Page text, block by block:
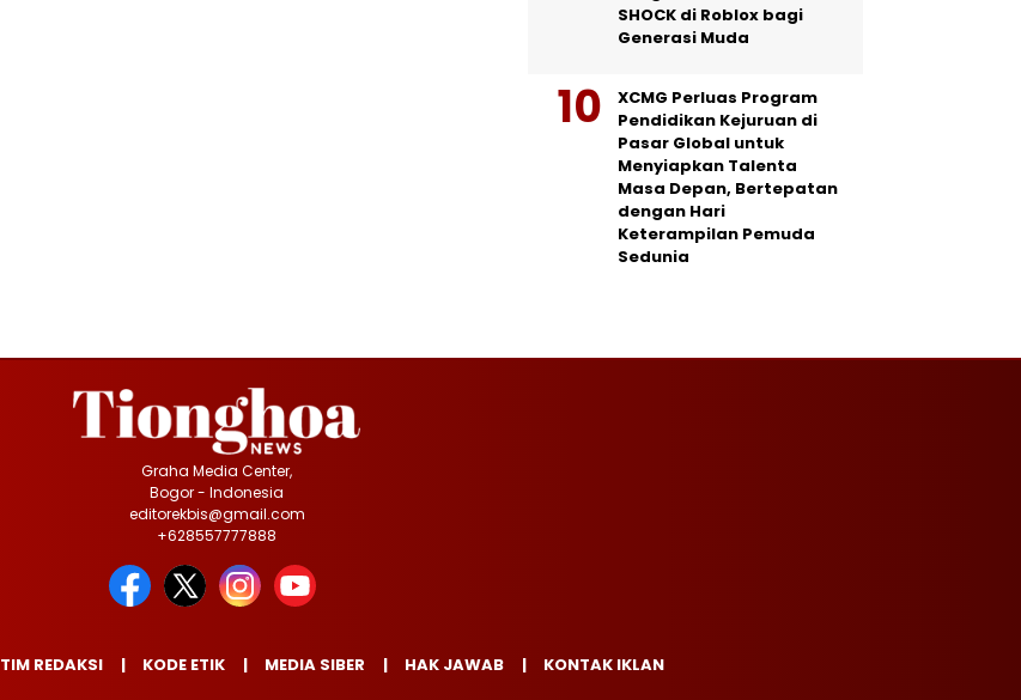
SHOCK di Roblox bagi
Generasi Muda
XCMG Perluas Program
Pendidikan Kejuruan di
Pasar Global untuk
Menyiapkan Talenta
Masa Depan, Bertepatan
dengan Hari
Keterampilan Pemuda
Sedunia
Graha Media Center,
Bogor - Indonesia
editorekbis@gmail.com
+628557777888
TIM REDAKSI KODE ETIK MEDIA SIBER HAK JAWAB KONTAK IKLAN